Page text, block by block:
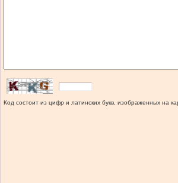
Код состоит из цифр и латинских букв, изображенных на